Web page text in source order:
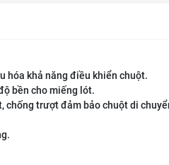
hóa khả năng điều khiển chuột.
bền cho miếng lót.
chống trượt đảm bảo chuột di